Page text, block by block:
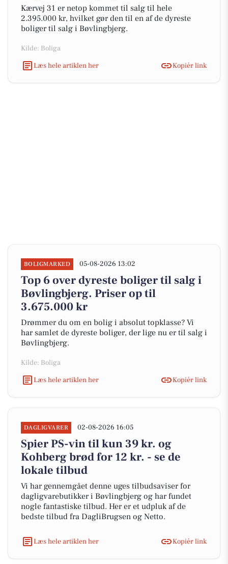
Kærvej 31 er netop kommet til salg til hele
2.395.000 kr, hvilket gør den til en af de dyreste
boliger til salg i Bøvlingbjerg.
Kilde: Boliga
Læs hele artiklen her
Kopiér link
BOLIGMARKED 05-08-2026 13:02
Top 6 over dyreste boliger til salg i
Bøvlingbjerg. Priser op til
3.675.000 kr
Drømmer du om en bolig i absolut topklasse? Vi
har samlet de dyreste boliger, der lige nu er til salg i
Bøvlingbjerg.
Kilde: Boliga
Læs hele artiklen her
Kopiér link
DAGLIGVARER 02-08-2026 16:05
Spier PS-vin til kun 39 kr. og
Kohberg brød for 12 kr. - se de
lokale tilbud
Vi har gennemgået denne uges tilbudsaviser for
dagligvarebutikker i Bøvlingbjerg og har fundet
nogle fantastiske tilbud. Her er et udpluk af de
bedste tilbud fra DagliBrugsen og Netto.
Læs hele artiklen her Kopiér link